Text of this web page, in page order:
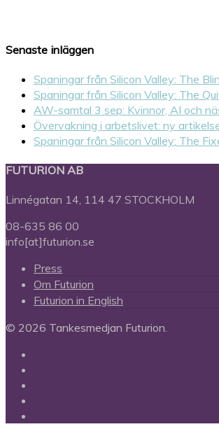
Senaste inläggen
Spaningar från Silicon Valley: The
Spaningar från Silicon Valley: The
AW-samtal 3 sep: Kvinnor, AI och
Övervakning i arbetslivet: ny
Spaningar från Silicon Valley: The
FUTURION AB
Linnégatan 14, 114 47 STOCKHOLM
08-635 86 00
info[at]futurion.se
Press
Om Futurion
Futurion in English
© 2026 Tankesmedjan Futurion.